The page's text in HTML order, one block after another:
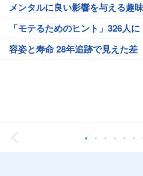
メンタルに良い影響を与える趣味
「モテるためのヒント」326人に
容姿と寿命 28年追跡で見えた差